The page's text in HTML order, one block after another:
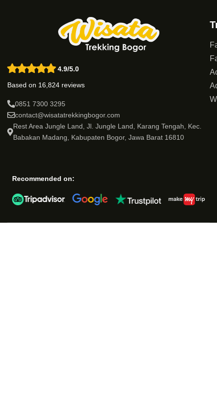
4.9/5.0
Based on 16,824 reviews
0851 7300 3295
contact@wisatatrekkingbogor.com
Rest Area Jungle Land, Jl. Jungle Land, Karang Tengah, Kec.
Babakan Madang, Kabupaten Bogor, Jawa Barat 16810
Recommended on: